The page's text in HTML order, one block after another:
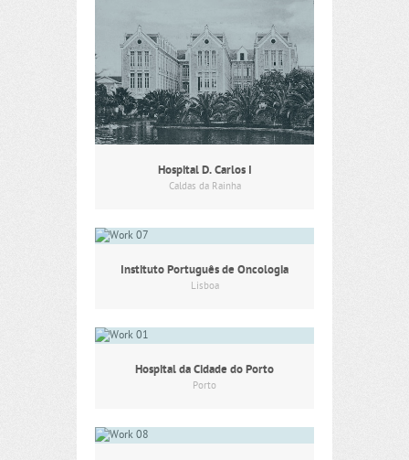
Hospital D. Carlos I
Caldas da Rainha
Instituto Português de Oncologia
Lisboa
Hospital da Cidade do Porto
Porto